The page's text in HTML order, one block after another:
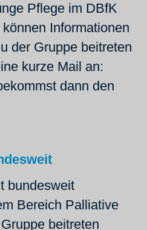
Pflege im DBfK
Informationen
der Gruppe beitreten
kurze Mail an:
dann den
bundesweit
Bereich Palliative
beitreten